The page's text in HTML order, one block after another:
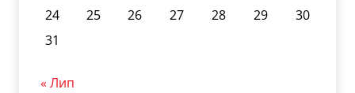
24
25 26 27 28 29
30
31
« Лип